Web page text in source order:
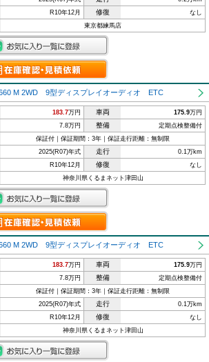
R10年12月 修復 なし
東京都練馬店
M 2WD 9型ディスプレイオーディオ ETC
183.7万円 車両 175.9万円
7.8万円 整備 定期点検整備付
保証付｜保証期間：3年｜保証走行距離：無制限
2025(R07)年式 走行 0.1万km
R10年12月 修復 なし
神奈川県くるまネット津田山
M 2WD 9型ディスプレイオーディオ ETC
183.7万円 車両 175.9万円
7.8万円 整備 定期点検整備付
保証付｜保証期間：3年｜保証走行距離：無制限
2025(R07)年式 走行 0.1万km
R10年12月 修復 なし
神奈川県くるまネット津田山